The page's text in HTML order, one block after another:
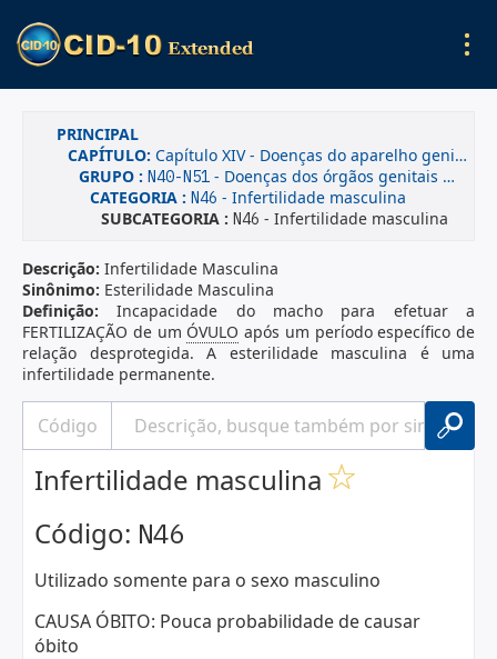
PRINCIPAL
CAPÍTULO: Capítulo XIV - Doenças do aparelho geniturinário
GRUPO : N40-N51 - Doenças dos órgãos genitais masculinos
CATEGORIA : N46 - Infertilidade masculina
SUBCATEGORIA : N46 - Infertilidade masculina
Descrição: Infertilidade Masculina
Sinônimo: Esterilidade Masculina
Definição:Incapacidade do macho para efetuar a
FERTILIZAÇÃO de um ÓVULO após um período específico de
relação desprotegida. A esterilidade masculina é uma
infertilidade permanente.
Infertilidade masculina
Código: N46
Utilizado somente para o sexo masculino
CAUSA ÓBITO: Pouca probabilidade de causar
óbito